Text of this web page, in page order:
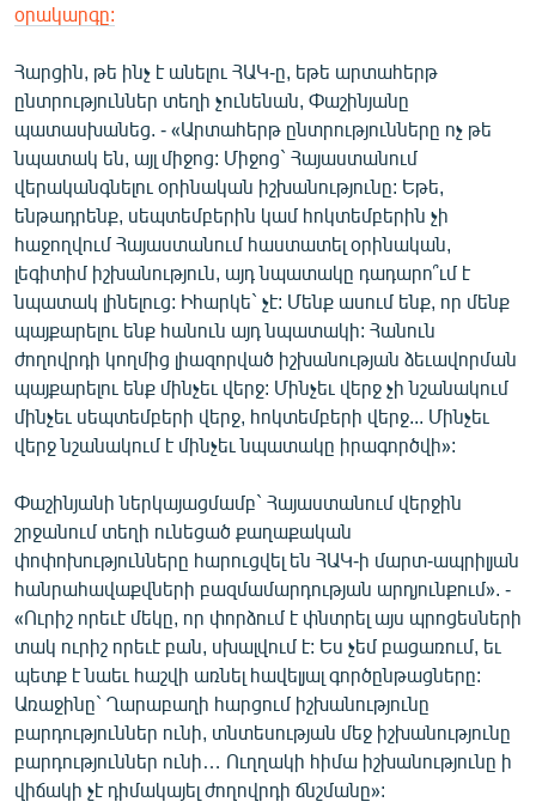
օրակարգը:
Հարցին, թե ինչ է անելու ՀԱԿ-ը, եթե արտահերթ
ընտրություններ տեղի չունենան, Փաշինյանը
պատասխանեց. - «Արտահերթ ընտրությունները ոչ թե
նպատակ են, այլ միջոց: Միջոց` Հայաստանում
վերականգնելու օրինական իշխանությունը: Եթե,
ենթադրենք, սեպտեմբերին կամ հոկտեմբերին չի
հաջողվում Հայաստանում հաստատել օրինական,
լեգիտիմ իշխանություն, այդ նպատակը դադարո՞ւմ է
նպատակ լինելուց: Իհարկե` չէ: Մենք ասում ենք, որ մենք
պայքարելու ենք հանուն այդ նպատակի: Հանուն
ժողովրդի կողմից լիազորված իշխանության ձեւավորման
պայքարելու ենք մինչեւ վերջ: Մինչեւ վերջ չի նշանակում
մինչեւ սեպտեմբերի վերջ, հոկտեմբերի վերջ... Մինչեւ
վերջ նշանակում է մինչեւ նպատակը իրագործվի»:
Փաշինյանի ներկայացմամբ` Հայաստանում վերջին
շրջանում տեղի ունեցած քաղաքական
փոփոխությունները հարուցվել են ՀԱԿ-ի մարտ-ապրիլյան
հանրահավաքվների բազմամարդության արդյունքում». -
«Ուրիշ որեւէ մեկը, որ փորձում է փնտրել այս պրոցեսների
տակ ուրիշ որեւէ բան, սխալվում է: Ես չեմ բացառում, եւ
պետք է նաեւ հաշվի առնել հավելյալ գործընթացները:
Առաջինը` Ղարաբաղի հարցում իշխանությունը
բարդություններ ունի, տնտեսության մեջ իշխանությունը
բարդություններ ունի… Ուղղակի հիմա իշխանությունը ի
վիճակի չէ դիմակայել ժողովրդի ճնշմանը»: